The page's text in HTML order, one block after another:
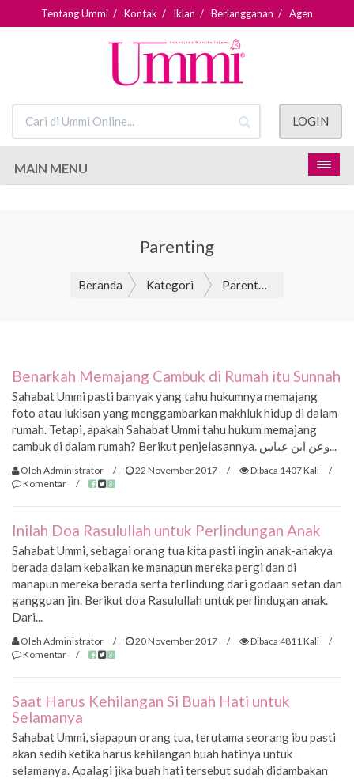
Tentang Ummi / Kontak / Iklan / Berlangganan / Agen
LOGIN
MAIN MENU
Parenting
Beranda Kategori Parenting
Benarkah Memajang Cambuk di Rumah itu Sunnah
Sahabat Ummi pasti banyak yang tahu hukumnya memajang
foto atau lukisan yang menggambarkan makhluk hidup di dalam
rumah. Tetapi, apakah Sahabat Ummi tahu hukum memajang
cambuk di dalam rumah? Berikut penjelasannya. وعن ابن عباس...
Oleh Administrator / 22 November 2017 / Dibaca 1407 Kali
/
Komentar
/
Inilah Doa Rasulullah untuk Perlindungan Anak
Sahabat Ummi, sebagai orang tua kita pasti ingin anak-anakya
berada dalam kebaikan ke manapun mereka pergi dan di
manapun mereka berada serta terlindung dari godaan setan dan
gangguan jin. Berikut doa Rasulullah untuk perlindugan anak.
Dari...
Oleh Administrator / 20 November 2017 / Dibaca 4811 Kali
/
Komentar
/
Saat Harus Kehilangan Si Buah Hati untuk
Selamanya
Sahabat Ummi, siapapun orang tua, terutama seorang ibu pasti
akan sedih ketika harus kehilangan buah hatinya untuk
selamanya. Apalagi jika buah hati tersebut sudah didambakan